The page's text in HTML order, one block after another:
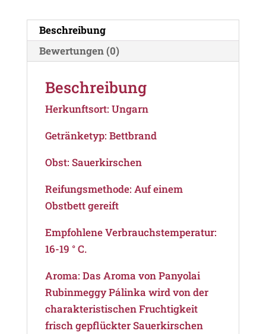
Beschreibung
Bewertungen (0)
Beschreibung
Herkunftsort: Ungarn
Getränketyp: Bettbrand
Obst: Sauerkirschen
Reifungsmethode: Auf einem
Obstbett gereift
Empfohlene Verbrauchstemperatur:
16-19 ° C.
Aroma: Das Aroma von Panyolai
Rubinmeggy Pálinka wird von der
charakteristischen Fruchtigkeit
frisch gepflückter Sauerkirschen